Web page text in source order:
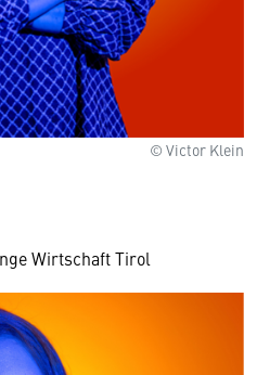
© Victor Klein
Wirtschaft Tirol